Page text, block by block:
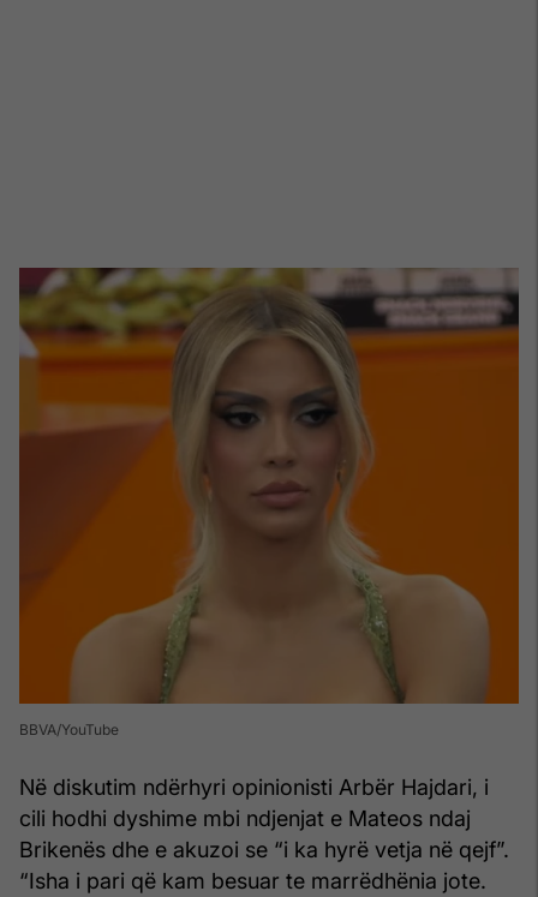
BBVA/YouTube
Në diskutim ndërhyri opinionisti Arbër Hajdari, i
cili hodhi dyshime mbi ndjenjat e Mateos ndaj
Brikenës dhe e akuzoi se “i ka hyrë vetja në qejf”.
“Isha i pari që kam besuar te marrëdhënia jote.